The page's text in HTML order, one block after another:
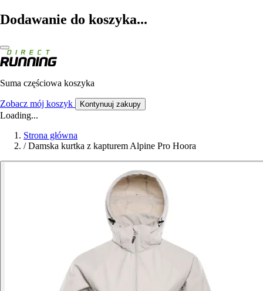
Dodawanie do koszyka...
Suma częściowa koszyka
Zobacz mój koszyk Kontynuuj zakupy
Loading...
Strona główna
/ Damska kurtka z kapturem Alpine Pro Hoora